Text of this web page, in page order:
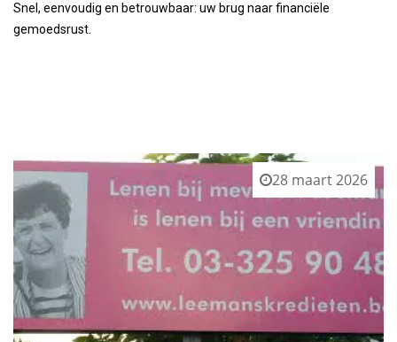
Snel, eenvoudig en betrouwbaar: uw brug naar financiële
gemoedsrust.
28 maart 2026